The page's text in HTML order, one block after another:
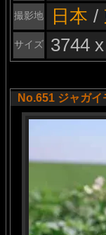
撮影地 日本 /
サイズ 3744
No.651 ジャガイ